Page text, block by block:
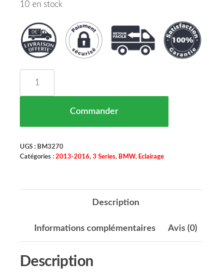
10 en stock
Commander
UGS : BM3270
Catégories : 2013-2016, 3 Series, BMW, Eclairage
Description
Informations complémentaires Avis (0)
Description